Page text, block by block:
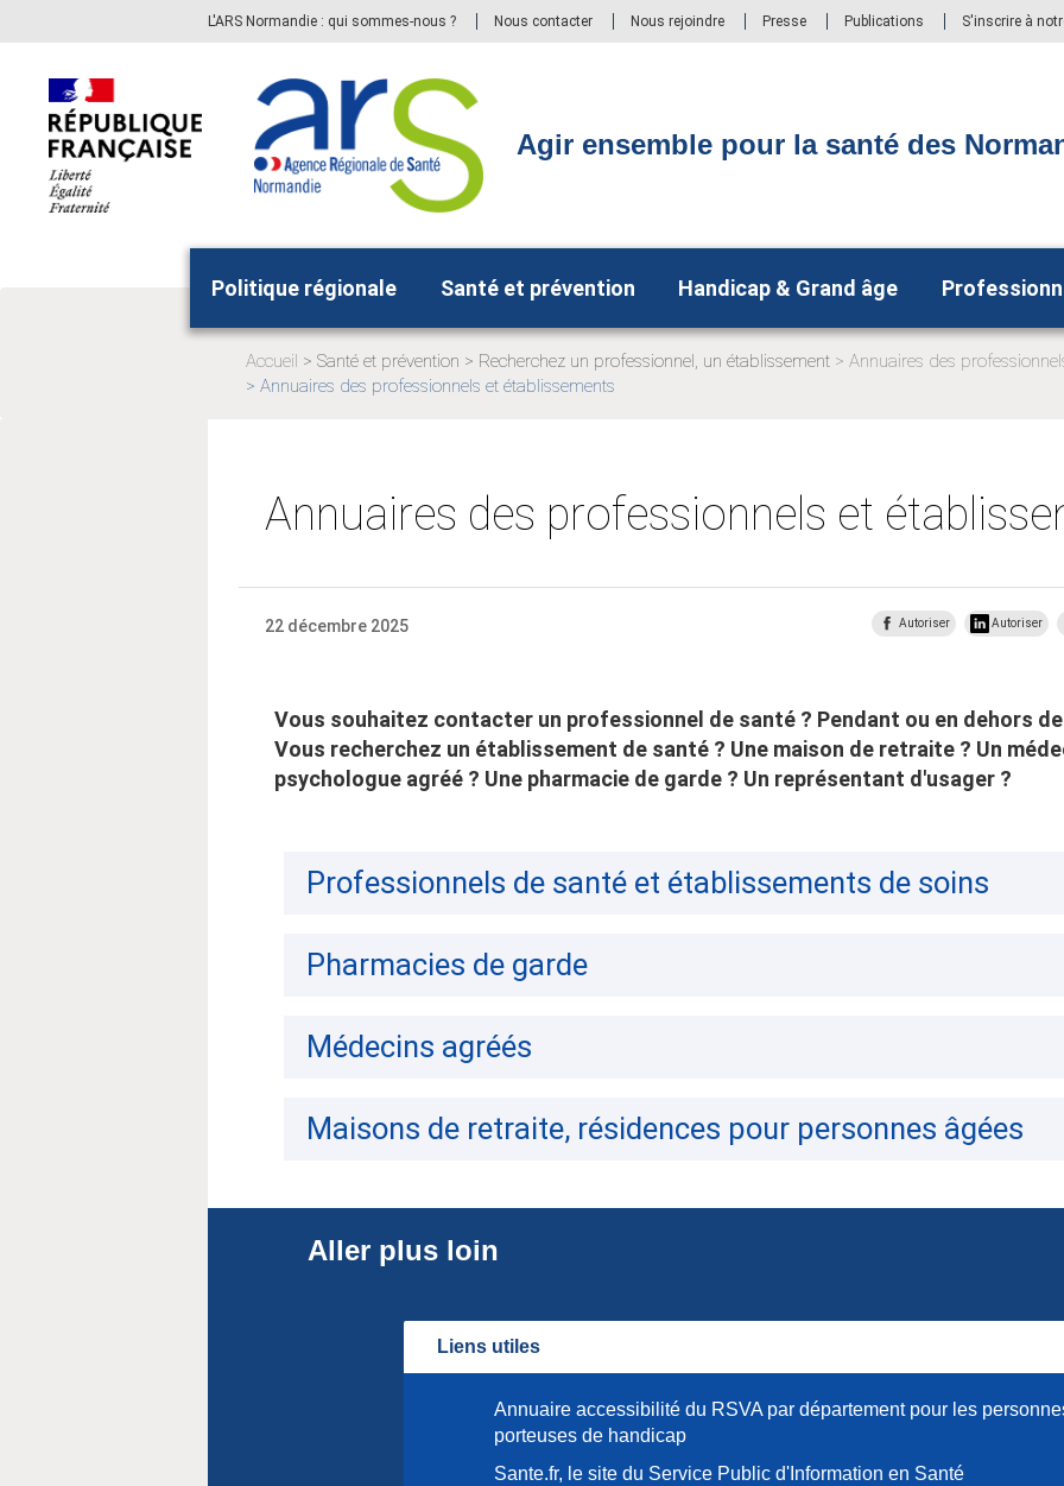
principal,
L'ARS Normandie : qui sommes-nous ? Nous contacter Nous rejoindre Presse Publications S'inscrire à
Agir ensemble pour la santé des
Politique régionale Santé et prévention Handicap & Grand âge
Accueil
Page
Santé et prévention
Page
Recherchez un professionnel, un établissement Annuaires des
Annuaires des professionnels et établissements
Annuaires des professionnels et
22 décembre 2025 Autoriser Autoriser
Vous souhaitez contacter un professionnel de santé ? Pendant ou en dehors
Vous recherchez un établissement de santé ? Une maison de retraite ? Un
psychologue agréé ? Une pharmacie de garde ? Un représentant d'usager ?
Professionnels de santé et établissements de soins
Pharmacies de garde
Médecins agréés
Maisons de retraite, résidences pour personnes âgées
Aller plus loin
Liens utiles
Annuaire accessibilité du RSVA par département pour les
porteuses de handicap
Sante.fr, le site du Service Public d'Information en Santé